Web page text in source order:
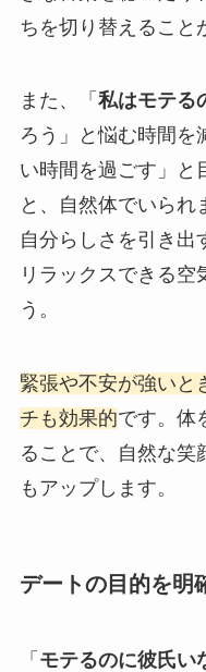
ちを切り替えること
また、「 私はモテる
ろう」と悩む時間を
い時間を過ごす」と
と、自然体でいられ
自分らしさを引き出
リラックスできる空
う。
緊張や不安が強いと
チも効果的です。体
ることで、自然な笑
もアップします。
デートの目的を明
「 モテるのに彼氏い